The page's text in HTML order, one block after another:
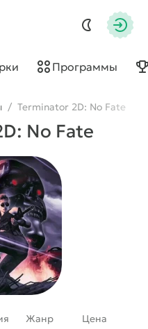
Программы
/ Terminator 2D: No Fate
No Fate
Жанр
Цена